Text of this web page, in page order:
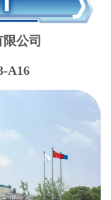
公司
A16